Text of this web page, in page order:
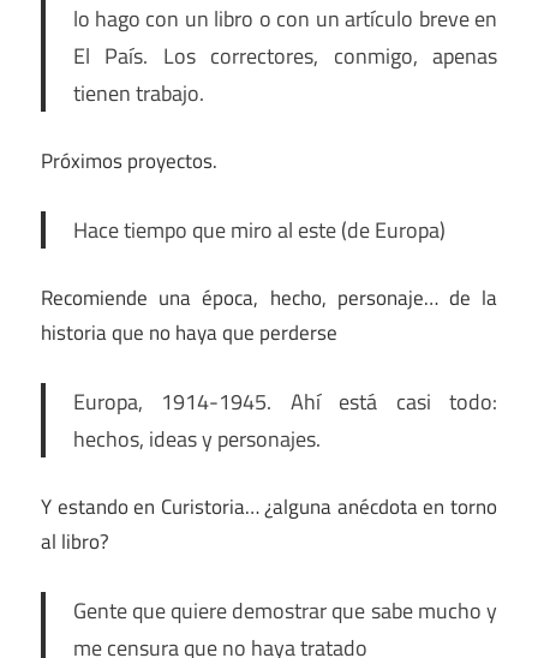
lo hago con un libro o con un artículo breve en
El País. Los correctores, conmigo, apenas
tienen trabajo.
Próximos proyectos.
Hace tiempo que miro al este (de Europa)
Recomiende una época, hecho, personaje… de la
historia que no haya que perderse
Europa, 1914-1945. Ahí está casi todo:
hechos, ideas y personajes.
Y estando en Curistoria… ¿alguna anécdota en torno
al libro?
Gente que quiere demostrar que sabe mucho y
me censura que no haya tratado